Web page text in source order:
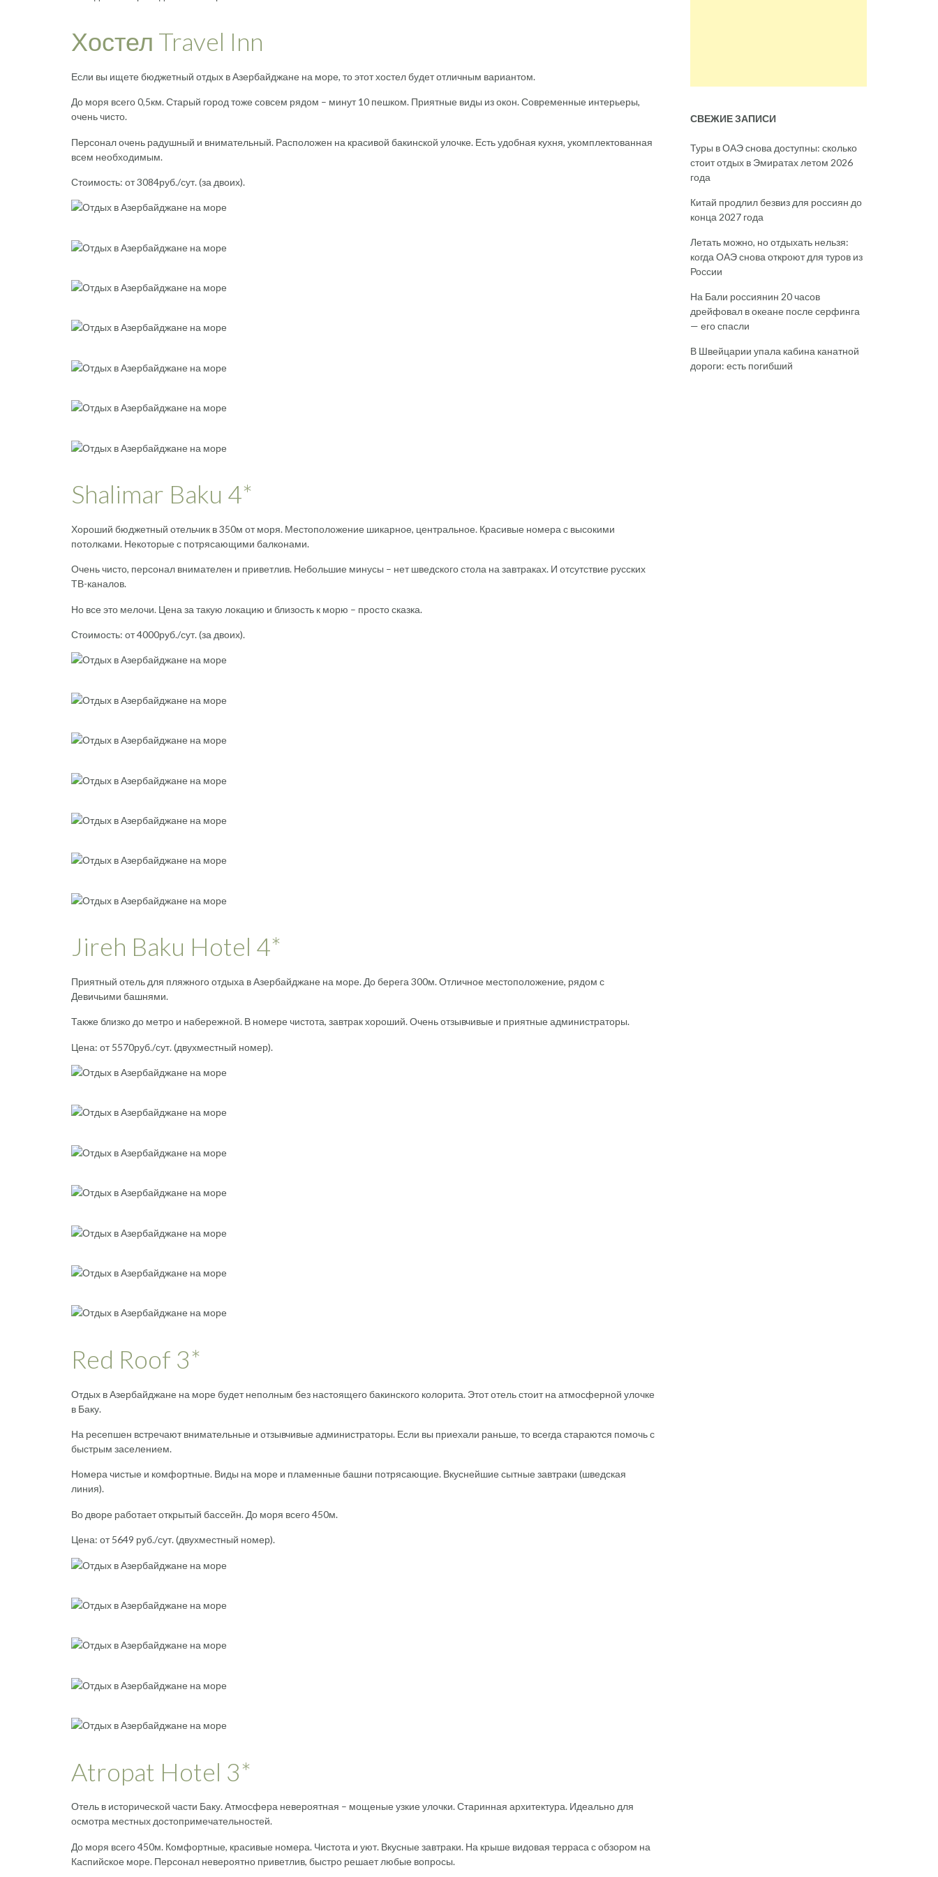
Хостел Travel Inn
Если вы ищете бюджетный отдых в Азербайджане на море, то этот хостел будет отличным вариантом.
До моря всего 0,5км. Старый город тоже совсем рядом – минут 10 пешком. Приятные виды из окон. Современные интерьеры,
очень чисто.
Персонал очень радушный и внимательный. Расположен на красивой бакинской улочке. Есть удобная кухня, укомплектованная
всем необходимым.
Стоимость: от 3084руб./сут. (за двоих).
Shalimar Baku 4*
Хороший бюджетный отельчик в 350м от моря. Местоположение шикарное, центральное. Красивые номера с высокими
потолками. Некоторые с потрясающими балконами.
Очень чисто, персонал внимателен и приветлив. Небольшие минусы – нет шведского стола на завтраках. И отсутствие русских
ТВ-каналов.
Но все это мелочи. Цена за такую локацию и близость к морю – просто сказка.
Стоимость: от 4000руб./сут. (за двоих).
Jireh Baku Hotel 4*
Приятный отель для пляжного отдыха в Азербайджане на море. До берега 300м. Отличное местоположение, рядом с
Девичьими башнями.
Также близко до метро и набережной. В номере чистота, завтрак хороший. Очень отзывчивые и приятные администраторы.
Цена: от 5570руб./сут. (двухместный номер).
Red Roof 3*
Отдых в Азербайджане на море будет неполным без настоящего бакинского колорита. Этот отель стоит на атмосферной улочке
в Баку.
На ресепшен встречают внимательные и отзывчивые администраторы. Если вы приехали раньше, то всегда стараются помочь с
быстрым заселением.
Номера чистые и комфортные. Виды на море и пламенные башни потрясающие. Вкуснейшие сытные завтраки (шведская
линия).
Во дворе работает открытый бассейн. До моря всего 450м.
Цена: от 5649 руб./сут. (двухместный номер).
Atropat Hotel 3*
Отель в исторической части Баку. Атмосфера невероятная – мощеные узкие улочки. Старинная архитектура. Идеально для
осмотра местных достопримечательностей.
До моря всего 450м. Комфортные, красивые номера. Чистота и уют. Вкусные завтраки. На крыше видовая терраса с обзором на
Каспийское море. Персонал невероятно приветлив, быстро решает любые вопросы.
СВЕЖИЕ ЗАПИСИ
Туры в ОАЭ снова доступны: сколько
стоит отдых в Эмиратах летом 2026
года
Китай продлил безвиз для россиян до
конца 2027 года
Летать можно, но отдыхать нельзя:
когда ОАЭ снова откроют для туров из
России
На Бали россиянин 20 часов
дрейфовал в океане после серфинга
— его спасли
В Швейцарии упала кабина канатной
дороги: есть погибший